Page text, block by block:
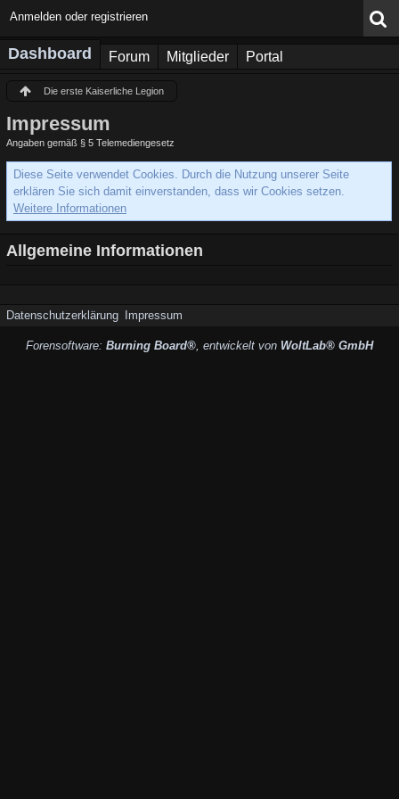
Anmelden oder registrieren
Dashboard Forum Mitglieder Portal
Die erste Kaiserliche Legion
Impressum
Angaben gemäß § 5 Telemediengesetz
Diese Seite verwendet Cookies. Durch die Nutzung unserer Seite
erklären Sie sich damit einverstanden, dass wir Cookies setzen.
Weitere Informationen
Allgemeine Informationen
Datenschutzerklärung Impressum
Forensoftware: Burning Board®, entwickelt von WoltLab® GmbH